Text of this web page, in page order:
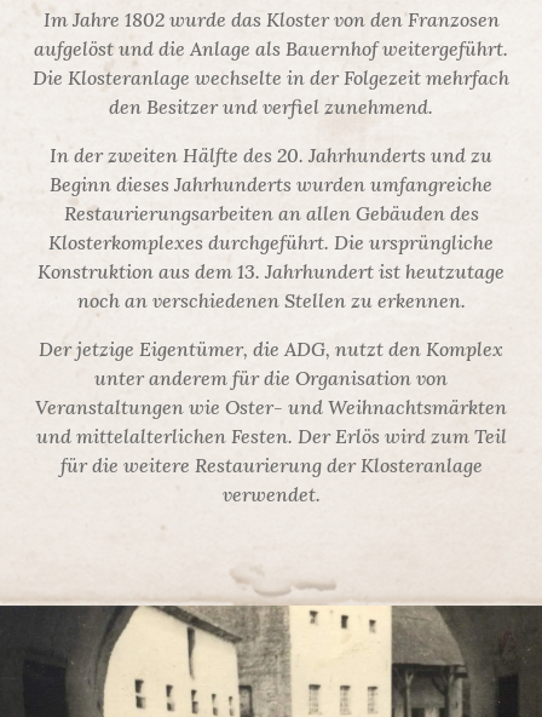
Im Jahre 1802 wurde das Kloster von den Franzosen
aufgelöst und die Anlage als Bauernhof weitergeführt.
Die Klosteranlage wechselte in der Folgezeit mehrfach
den Besitzer und verfiel zunehmend.
In der zweiten Hälfte des 20. Jahrhunderts und zu
Beginn dieses Jahrhunderts wurden umfangreiche
Restaurierungsarbeiten an allen Gebäuden des
Klosterkomplexes durchgeführt. Die ursprüngliche
Konstruktion aus dem 13. Jahrhundert ist heutzutage
noch an verschiedenen Stellen zu erkennen.
Der jetzige Eigentümer, die ADG, nutzt den Komplex
unter anderem für die Organisation von
Veranstaltungen wie Oster- und Weihnachtsmärkten
und mittelalterlichen Festen. Der Erlös wird zum Teil
für die weitere Restaurierung der Klosteranlage
verwendet.